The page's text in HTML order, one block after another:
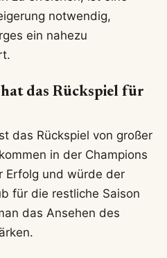
notwendig,
ein nahezu
das Rückspiel für
das Rückspiel von großer
in der Champions
Erfolg und würde der
für die restliche Saison
das Ansehen des